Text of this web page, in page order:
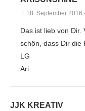
18. September 2016
Das ist lieb von
schön, dass Dir die
LG
Ari
JJK KREATIV